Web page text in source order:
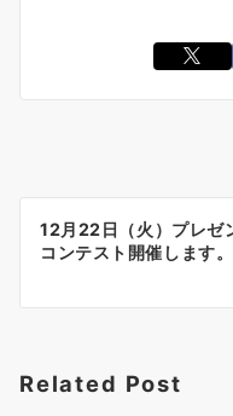
稿
ョ
12月22日（火）プレゼ
コンテスト開催します。
Related Post